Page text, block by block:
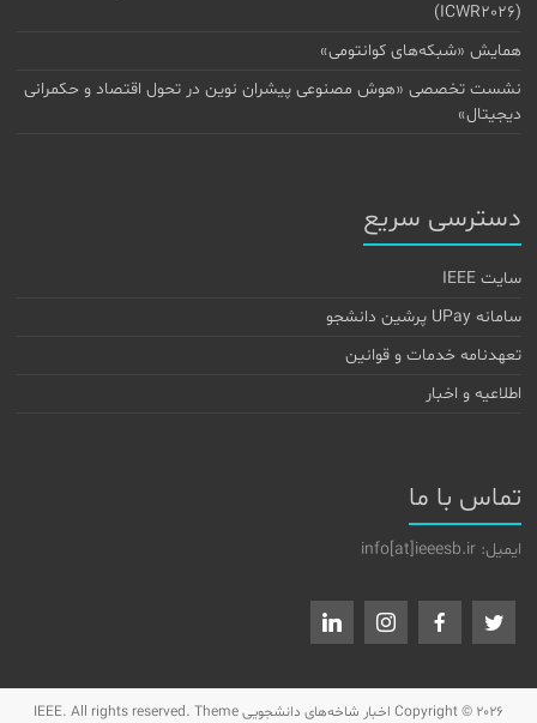
(ICWR2026)
همایش «شبکه‌های کوانتومی»
نشست تخصصی «هوش مصنوعی پیشران نوین در تحول اقتصاد و حکمرانی
دیجیتال»
دسترسی سریع
سایت IEEE
سامانه UPay پرشین دانشجو
تعهدنامه خدمات و قوانین
اطلاعیه و اخبار
تماس با ما
ایمیل: info[at]ieeesb.ir
Copyright © 2026 اخبار شاخه‌های دانشجویی IEEE. All rights reserved. Theme